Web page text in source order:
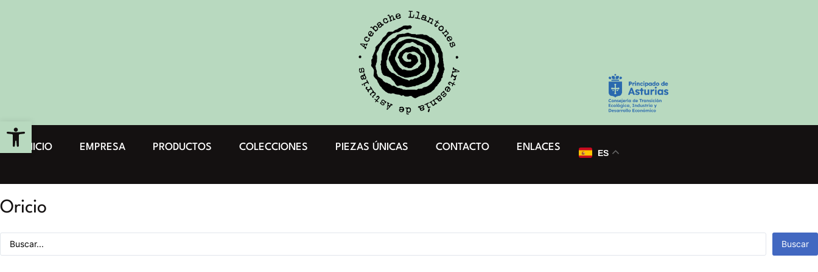
Abrir barra de herramientas
INICIO EMPRESA PRODUCTOS COLECCIONES PIEZAS ÚNICAS CONTACTO ENLACES
ES
Oricio
Buscar